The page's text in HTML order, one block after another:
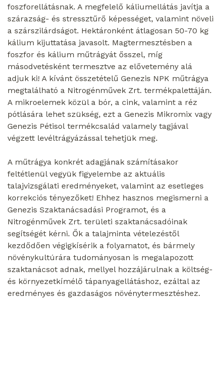
foszforellátásnak. A megfelelő káliumellátás javítja a
szárazság- és stressztűrő képességet, valamint növeli
a szárszilárdságot. Hektáronként átlagosan 50-70 kg
kálium kijuttatása javasolt. Magtermesztésben a
foszfor és kálium műtrágyát ősszel, míg
másodvetésként termesztve az elővetemény alá
adjuk ki! A kívánt összetételű Genezis NPK műtrágya
megtalálható a Nitrogénművek Zrt. termékpalettáján.
A mikroelemek közül a bór, a cink, valamint a réz
pótlására lehet szükség, ezt a Genezis Mikromix vagy
Genezis Pétisol termékcsalád valamely tagjával
végzett levéltrágyázással tehetjük meg.
A műtrágya konkrét adagjának számításakor
feltétlenül vegyük figyelembe az aktuális
talajvizsgálati eredményeket, valamint az esetleges
korrekciós tényezőket! Ehhez hasznos megismerni a
Genezis Szaktanácsadási Programot, és a
Nitrogénművek Zrt. területi szaktanácsadóinak
segítségét kérni. Ők a talajminta vételezéstől
kezdődően végigkísérik a folyamatot, és bármely
növénykultúrára tudományosan is megalapozott
szaktanácsot adnak, mellyel hozzájárulnak a költség-
és környezetkímélő tápanyagellátáshoz, ezáltal az
eredményes és gazdaságos növénytermesztéshez.